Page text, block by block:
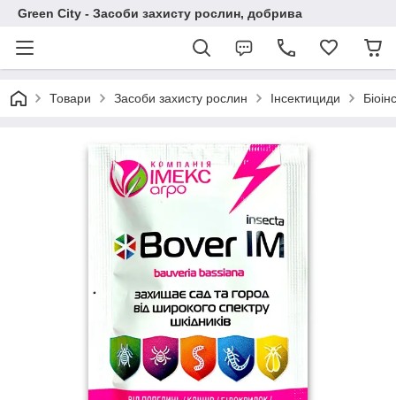
Green City - Засоби захисту рослин, добрива
Товари Засоби захисту рослин Інсектициди